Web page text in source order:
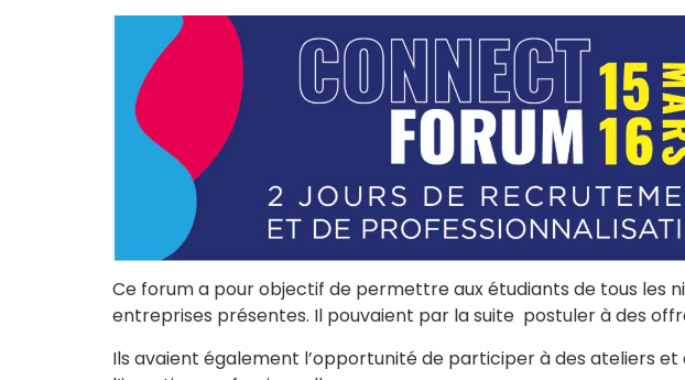
Ce forum a pour objectif de permettre aux étudiants de tous les
entreprises présentes. Il pouvaient par la suite postuler à des
Ils avaient également l’opportunité de participer à des ateliers